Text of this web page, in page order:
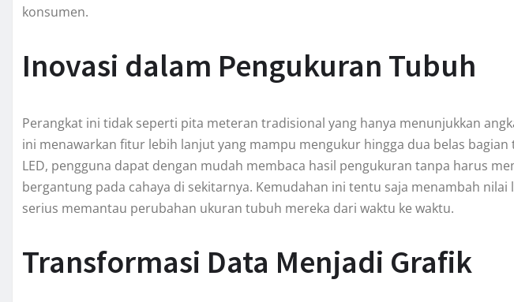
konsumen.
Inovasi dalam Pengukuran Tubuh
Perangkat ini tidak seperti pita meteran tradisional yang hanya menunjukkan
ini menawarkan fitur lebih lanjut yang mampu mengukur hingga dua belas bagian
LED, pengguna dapat dengan mudah membaca hasil pengukuran tanpa harus
bergantung pada cahaya di sekitarnya. Kemudahan ini tentu saja menambah nilai
serius memantau perubahan ukuran tubuh mereka dari waktu ke waktu.
Transformasi Data Menjadi Grafik